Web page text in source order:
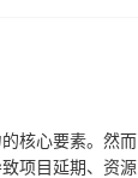
核心要素。然
项目延期、资源